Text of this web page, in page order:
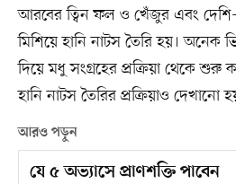
আরবের ত্বিন ফল ও খেঁজুর এবং
মিশিয়ে হানি নাটস তৈরি হয়। অনেক
দিয়ে মধু সংগ্রহের প্রক্রিয়া থেকে
হানি নাটস তৈরির প্রক্রিয়াও দেখানো
আরও পড়ুন
যে ৫ অভ্যাসে প্রাণশক্তি পাবেন